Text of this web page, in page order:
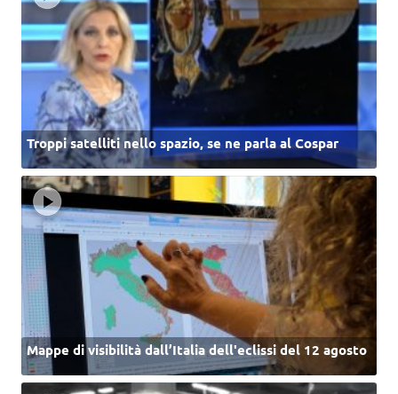
Troppi satelliti nello spazio, se ne parla al Cospar
Mappe di visibilità dall’Italia dell'eclissi del 12 agosto